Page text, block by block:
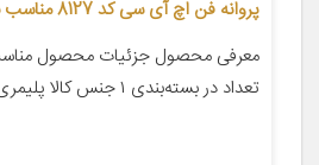
پروانه فن اچ آی سی کد 8127 مناسب برای پژو 405
تعداد در بسته‌بندی ۱ جنس کالا پلیمری حداکثر دور ۳۰۰۰